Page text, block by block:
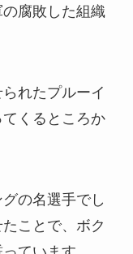
腐敗した組織
れたプルーイ
くるところか
の名選手でし
ことで、ボク